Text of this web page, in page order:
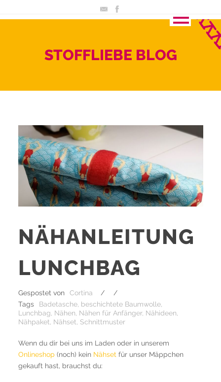
STOFFLIEBE BLOG
NÄHANLEITUNG
LUNCHBAG
Gespostet von Cortina /
/
Tags
Badetasche, beschichtete Baumwolle,
Lunchbag, Nähen, Nähen für Anfänger, Nähideen,
Nähpaket, Nähset, Schnittmuster
Wenn du dir bei uns im Laden oder in unserem
Onlineshop (noch) kein Nähset für unser Mäppchen
gekauft hast, brauchst du: